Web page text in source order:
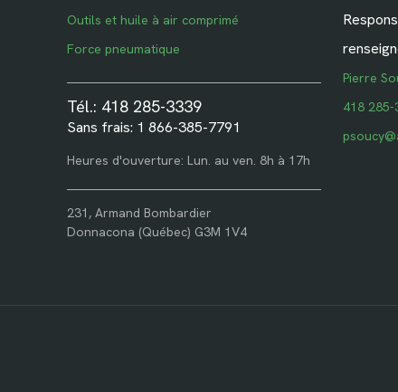
Outils et huile à air comprimé
Force pneumatique
Tél.: 418 285-3339
Sans frais: 1 866-385-7791
Heures d'ouverture: Lun. au ven. 8h à 17h
231, Armand Bombardier
Donnacona (Québec) G3M 1V4
Pierre
418 285-